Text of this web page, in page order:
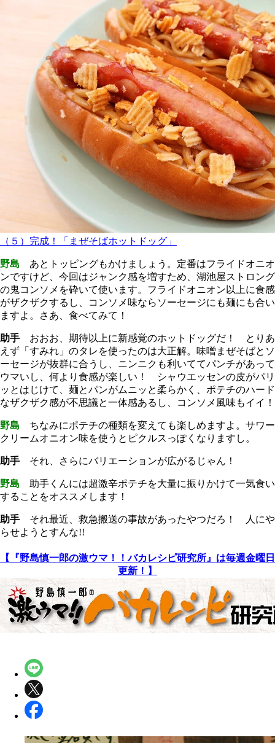
（５）完成！「まぜそばホットドッグ」
野島 あとトッピングもかけましょう。定番はフライドオニオ
ンですけど、今回はジャンク感を増すため、湖池屋ストロング
の鬼コンソメを砕いて使います。フライドオニオン以上に食感
がザクザクするし、コンソメ味ならソーセージにも麺にも合い
ますよ。さあ、食べてみて！
助手 おおお、期待以上に新感覚のホットドッグだ！ とりあ
えず「すみれ」のタレを使ったのは大正解。味噌まぜそばとソ
ーセージが抜群に合うし、ニンニクも利いててパンチがあって
ウマいし、何より食感が楽しい！ シャウエッセンの皮がパリ
ッとはじけて、麺とパンがムニッと柔らかく、ポテチのハード
なザクザク感が不思議と一体感あるし、コンソメ風味もイイ！
野島 ちなみにポテチの種類を変えても楽しめますよ。サワー
クリームオニオン味を使うとピクルスっぽくなりますし。
助手 それ、さらにバリエーションが広がるじゃん！
野島 助手くんには超激辛ポテチを大量に振りかけて一気食い
することをオススメします！
助手 それ最近、救急搬送の事故があったやつだろ！ 人にや
らせようとすんな!!
【『野島慎一郎の激ウマ！！バカレシピ研究所』は毎週金曜日
更新！】